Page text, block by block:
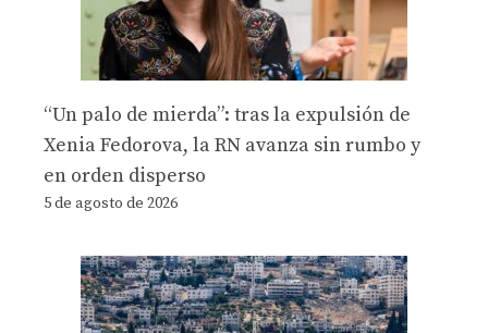
“Un palo de mierda”: tras la expulsión de
Xenia Fedorova, la RN avanza sin rumbo y
en orden disperso
5 de agosto de 2026